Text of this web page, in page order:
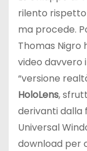
rilento
ma procede.
Thomas Nigro
video davvero
“versione
HoloLens,
derivanti dalla
Universal
download per